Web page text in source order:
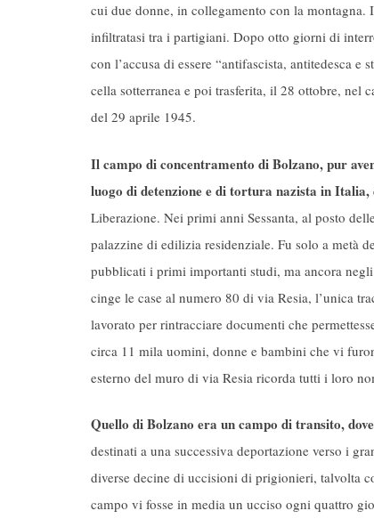
cui due donne, in collegamento con la montagna.
infiltratasi tra i partigiani. Dopo otto giorni di
con l’accusa di essere “antifascista, antitedesca
cella sotterranea e poi trasferita, il 28 ottobre, nel
del 29 aprile 1945.
Il campo di concentramento di Bolzano, pur
luogo di detenzione e di tortura nazista in Italia,
Liberazione. Nei primi anni Sessanta, al posto
palazzine di edilizia residenziale. Fu solo a metà
pubblicati i primi importanti studi, ma ancora
cinge le case al numero 80 di via Resia, l’unica
lavorato per rintracciare documenti che
circa 11 mila uomini, donne e bambini che vi
esterno del muro di via Resia ricorda tutti i loro
Quello di Bolzano era un campo di transito,
destinati a una successiva deportazione verso i
diverse decine di uccisioni di prigionieri, talvolta
campo vi fosse in media un ucciso ogni quattro